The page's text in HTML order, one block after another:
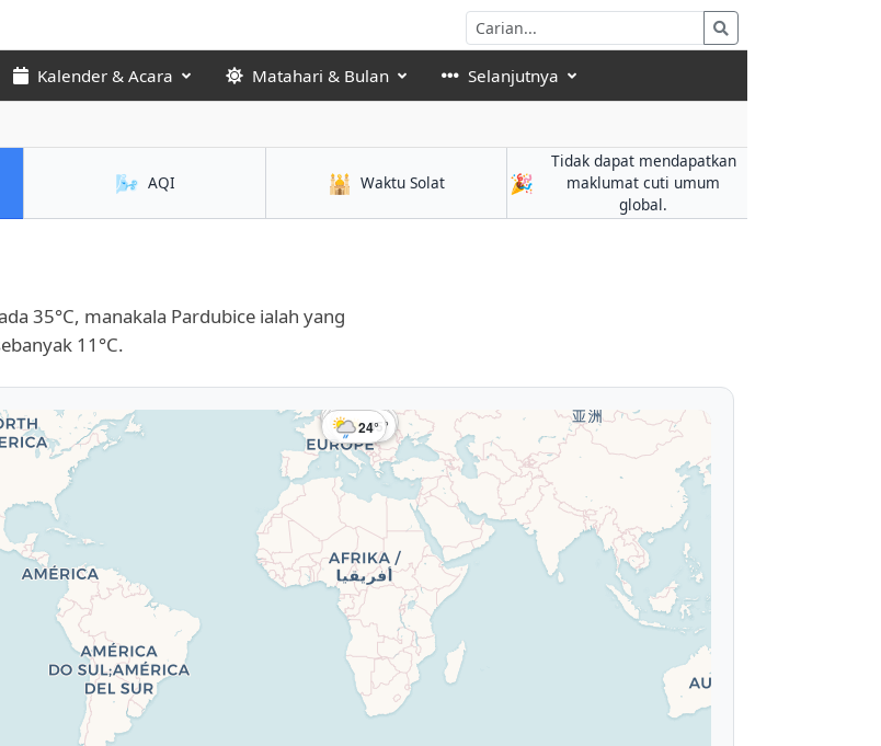
Kalender & Acara Matahari & Bulan Selanjutnya
🌬️ AQI 🕌 Waktu Solat 🎉
Tidak dapat mendapatkan
maklumat cuti umum
global.
35°C, manakala Pardubice ialah yang
11°C.
26°34°
24°
25°
27°
24°
33°
35°